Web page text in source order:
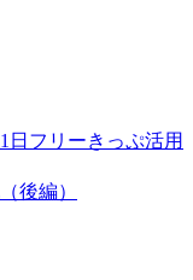
日フリーきっぷ活用
後編）